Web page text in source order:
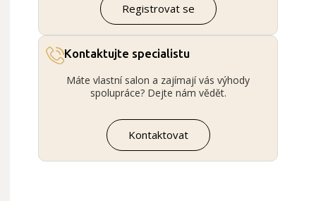
Registrovat se
Kontaktujte specialistu
Máte vlastní salon a zajímají vás výhody
spolupráce? Dejte nám vědět.
Kontaktovat